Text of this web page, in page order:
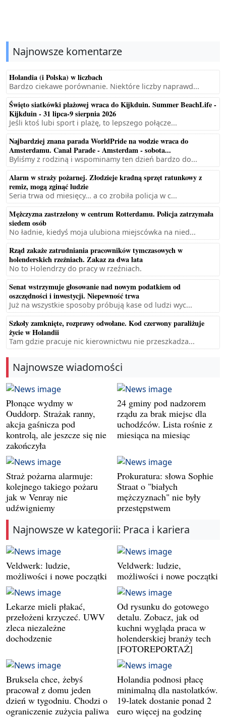
Najnowsze komentarze
Holandia (i Polska) w liczbach
Bardzo ciekawe porównanie. Niektóre liczby naprawd...
Święto siatkówki plażowej wraca do Kijkduin. Summer BeachLife -
Kijkduin - 31 lipca-9 sierpnia 2026
Jeśli ktoś lubi sport i plażę, to lepszego połącze...
Najbardziej znana parada WorldPride na wodzie wraca do
Amsterdamu. Canal Parade - Amsterdam - sobota...
Byliśmy z rodziną i wspominamy ten dzień bardzo do...
Alarm w straży pożarnej. Złodzieje kradną sprzęt ratunkowy z
remiz, mogą zginąć ludzie
Seria trwa od miesięcy... a co zrobiła policja w c...
Mężczyzna zastrzelony w centrum Rotterdamu. Policja zatrzymała
siedem osób
No ładnie, kiedyś moja ulubiona miejscówka na nied...
Rząd zakaże zatrudniania pracowników tymczasowych w
holenderskich rzeźniach. Zakaz za dwa lata
No to Holendrzy do pracy w rzeźniach.
Senat wstrzymuje głosowanie nad nowym podatkiem od
oszczędności i inwestycji. Niepewność trwa
Już na wszystkie sposoby próbują kase od ludzi wyc...
Szkoły zamknięte, rozprawy odwołane. Kod czerwony paraliżuje
życie w Holandii
Tam gdzie pracuje nic kierownictwu nie przeszkadza...
Najnowsze wiadomości
Płonące wydmy w
Ouddorp. Strażak ranny,
akcja gaśnicza pod
kontrolą, ale jeszcze się nie
zakończyła
24 gminy pod nadzorem
rządu za brak miejsc dla
uchodźców. Lista rośnie z
miesiąca na miesiąc
Straż pożarna alarmuje:
kolejnego takiego pożaru
jak w Venray nie
udźwigniemy
Prokuratura: słowa Sophie
Straat o "białych
mężczyznach" nie były
przestępstwem
Najnowsze w kategorii: Praca i kariera
Veldwerk: ludzie,
możliwości i nowe początki
Veldwerk: ludzie,
możliwości i nowe początki
Lekarze mieli płakać,
przełożeni krzyczeć. UWV
zleca niezależne
dochodzenie
Od rysunku do gotowego
detalu. Zobacz, jak od
kuchni wygląda praca w
holenderskiej branży tech
[FOTOREPORTAŻ]
Bruksela chce, żebyś
pracował z domu jeden
dzień w tygodniu. Chodzi o
ograniczenie zużycia paliwa
Holandia podnosi płacę
minimalną dla nastolatków.
19-latek dostanie ponad 2
euro więcej na godzinę